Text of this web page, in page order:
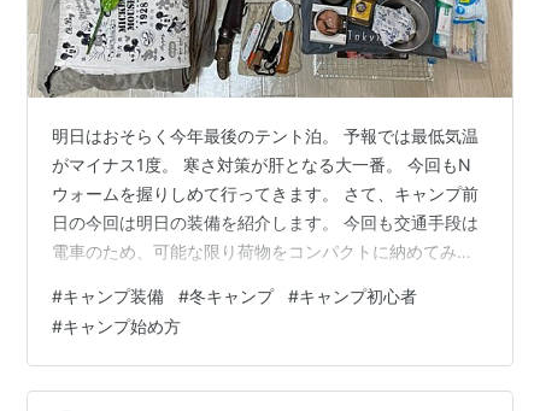
明日はおそらく今年最後のテント泊。 予報では最低気温
がマイナス1度。 寒さ対策が肝となる大一番。 今回もN
ウォームを握りしめて行ってきます。 さて、キャンプ前
日の今回は明日の装備を紹介します。 今回も交通手段は
電車のため、可能な限り荷物をコンパクトに納めてみま
利用しているのでそこそこかさばります。 今回のキャン
プ装備の概ねはこちら。 左上から、 ・ワークマンのダウ
ンパンツ ・モバイルバッテリー ・ランタン ・フライト
ップのテント ・化繊シュラフ ・ムーンレンスのチェア
#キャンプ装備 #冬キャンプ #キャンプ初心者
#キャンプ始め方